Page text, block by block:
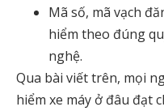
Mã số, mã vạch
hiểm theo đúng
nghệ.
Qua bài viết trên, mọi
hiểm xe máy ở đâu đạt